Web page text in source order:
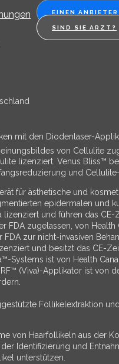
EINEN
SIND SIE ARZT?
mit den Diodenlaser-
von Cellulite
lizenziert. Venus Bliss™
und
für ästhetische und
epidermalen und
und führen das
zugelassen, von
zur nicht-invasiven
und besitzt das CE-
Systems ist von Health
(Viva)-Applikator ist von
Follikelextraktion
von Haarfollikeln aus der
Identifizierung und
unterstützen.